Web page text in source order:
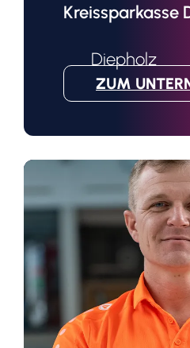
Kreissparkasse
Diepholz
ZUM